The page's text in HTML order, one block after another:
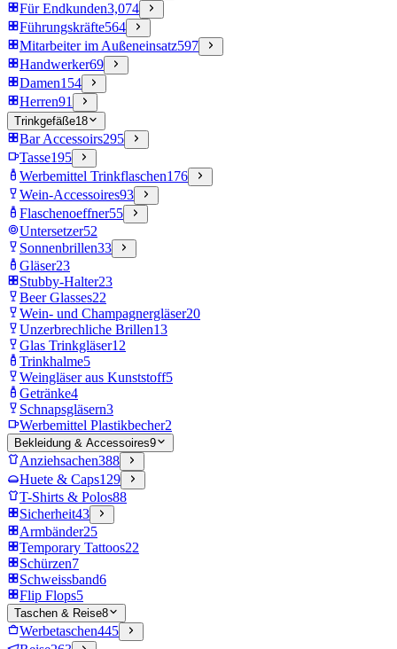
Für Endkunden3,074
Führungskräfte564
Mitarbeiter im Außeneinsatz597
Handwerker69
Damen154
Herren91
Trinkgefäße18
Bar Accessoirs295
Tasse195
Werbemittel Trinkflaschen176
Wein-Accessoires93
Flaschenoeffner55
Untersetzer52
Sonnenbrillen33
Gläser23
Stubby-Halter23
Beer Glasses22
Wein- und Champagnergläser20
Unzerbrechliche Brillen13
Glas Trinkgläser12
Trinkhalme5
Weingläser aus Kunststoff5
Getränke4
Schnapsgläsern3
Werbemittel Plastikbecher2
Bekleidung & Accessoires9
Anziehsachen388
Huete & Caps129
T-Shirts & Polos88
Sicherheit43
Armbänder25
Temporary Tattoos22
Schürzen7
Schweissband6
Flip Flops5
Taschen & Reise8
Werbetaschen445